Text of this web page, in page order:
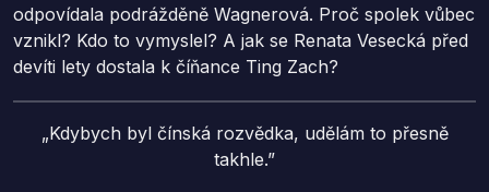
odpovídala podrážděně Wagnerová. Proč spolek vůbec
vznikl? Kdo to vymyslel? A jak se Renata Vesecká před
devíti lety dostala k číňance Ting Zach?
„Kdybych byl čínská rozvědka, udělám to přesně
takhle.”